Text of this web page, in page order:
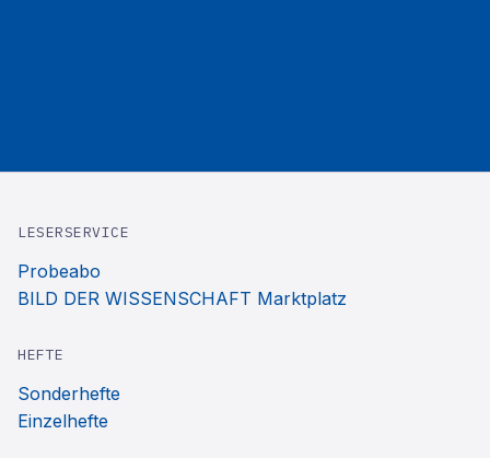
LESERSERVICE
Probeabo
BILD DER WISSENSCHAFT Marktplatz
HEFTE
Sonderhefte
Einzelhefte